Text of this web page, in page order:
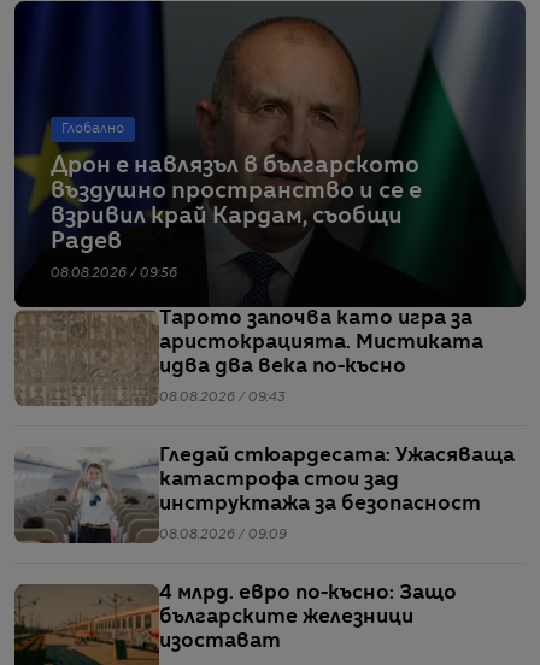
Глобално
Дрон е навлязъл в българското
въздушно пространство и се е
взривил край Кардам, съобщи
Радев
08.08.2026 / 09:56
Тарото започва като игра за
аристокрацията. Мистиката
идва два века по-късно
08.08.2026 / 09:43
Гледай стюардесата: Ужасяваща
катастрофа стои зад
инструктажа за безопасност
08.08.2026 / 09:09
4 млрд. евро по-късно: Защо
българските железници
изостават